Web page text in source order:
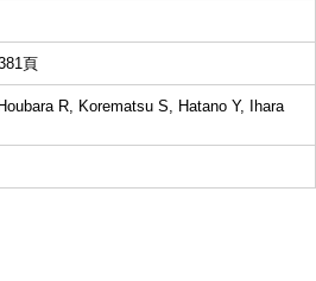
頁
R, Korematsu S, Hatano Y, Ihara